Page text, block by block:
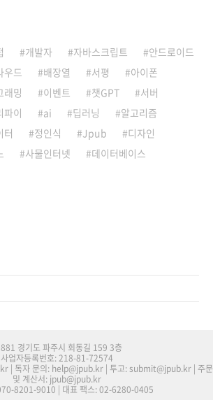
개발자 자바스크립트
안드로이드
우드 배장열 서평
아이폰
래밍 이벤트 챗GPT
서버
파이 ai 딥러닝
알고리즘
터 정인식 Jpub
디자인
사물인터넷
데이터베이스
경기도 파주시 회동길 159 3층
사업자등록번호: 218-81-72574
| 독자 문의: help@jpub.kr | 투고: submit@jpub.kr | 주문
및 계산서: jpub@jpub.kr
8201-9010 | 대표 팩스: 02-6280-0405